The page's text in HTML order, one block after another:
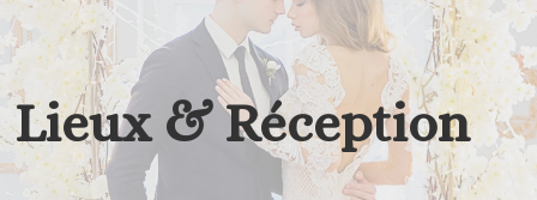
Lieux & Réception